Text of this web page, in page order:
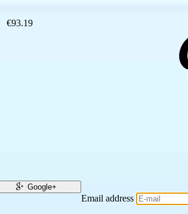
€93.19
Google+
Email address